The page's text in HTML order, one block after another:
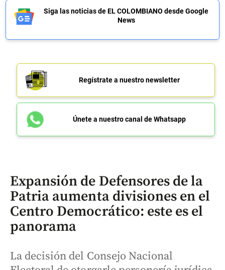
Siga las noticias de EL COLOMBIANO desde Google
News
Regístrate a nuestro newsletter
Únete a nuestro canal de Whatsapp
Expansión de Defensores de la
Patria aumenta divisiones en el
Centro Democrático: este es el
panorama
La decisión del Consejo Nacional